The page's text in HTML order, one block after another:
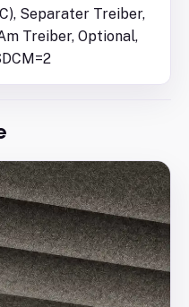
Separater Treiber,
Treiber, Optional,